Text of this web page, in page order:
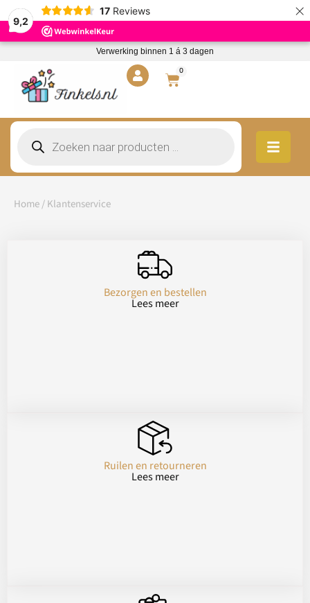
9,2
17 Reviews ×
Verwerking binnen 1 á 3 dagen
0
Home/ Klantenservice
Bezorgen en bestellen
Lees meer
Ruilen en retourneren
Lees meer